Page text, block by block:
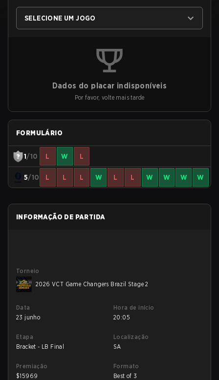
SELECIONE UM JOGO
Dados do placar indisponíveis
Por favor, volte mais tarde
FORMULÁRIO
1/10 L W L
5/10 L L L W L L W W W W
INFORMAÇÃO DE PARTIDA
Torneio
2026 VCT Game Changers Brazil Stage 2
Data
23 junho
Hora de início
20:05
Etapa
Bracket - LB Final
Localização
SA
Premiação
$15969
Formato
Best of 3